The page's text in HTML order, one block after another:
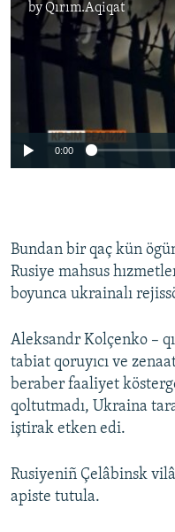
byQırım.Aqiqat
No media
0:00
Bundan bir qaç kün
Rusiye mahsus
boyunca ukrainalı
Aleksandr Kolçenko –
tabiat qoruyıcı ve
beraber faaliyet
qoltutmadı, Ukraina
iştirak etken edi.
Rusiyeniñ Çelâbinsk
apiste tutula.